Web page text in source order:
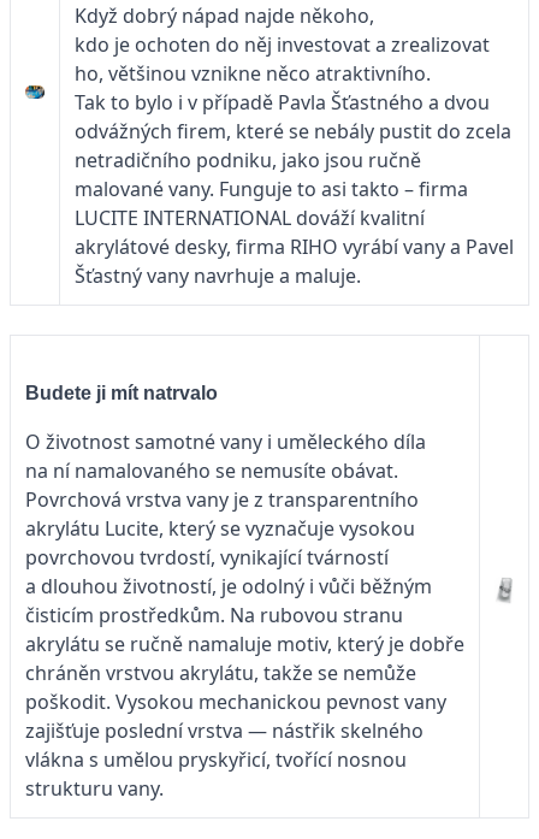
Když dobrý nápad najde někoho,
kdo je ochoten do něj investovat a zrealizovat
ho, většinou vznikne něco atraktivního.
Tak to bylo i v případě Pavla Šťastného a dvou
odvážných firem, které se nebály pustit do zcela
netradičního podniku, jako jsou ručně
malované vany. Funguje to asi takto – firma
LUCITE INTERNATIONAL dováží kvalitní
akrylátové desky, firma RIHO vyrábí vany a Pavel
Šťastný vany navrhuje a maluje.
Budete ji mít natrvalo
O životnost samotné vany i uměleckého díla
na ní namalovaného se nemusíte obávat.
Povrchová vrstva vany je z transparentního
akrylátu Lucite, který se vyznačuje vysokou
povrchovou tvrdostí, vynikající tvárností
a dlouhou životností, je odolný i vůči běžným
čisticím prostředkům. Na rubovou stranu
akrylátu se ručně namaluje motiv, který je dobře
chráněn vrstvou akrylátu, takže se nemůže
poškodit. Vysokou mechanickou pevnost vany
zajišťuje poslední vrstva — nástřik skelného
vlákna s umělou pryskyřicí, tvořící nosnou
strukturu vany.